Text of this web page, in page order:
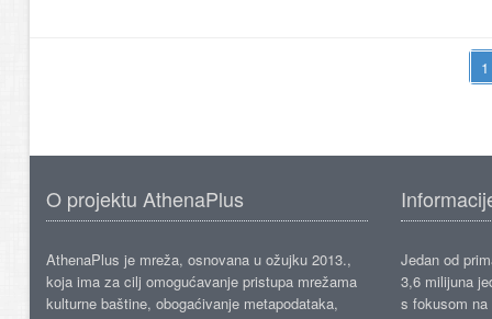
O projektu AthenaPlus
AthenaPlus je mreža, osnovana u ožujku 2013.,
koja ima za cilj omogućavanje pristupa mrežama
kulturne baštine, obogaćivanje metapodataka,
Jedan od
3,6 milijuna
s fokusom